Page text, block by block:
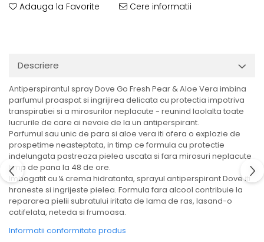
Adauga la Favorite Cere informatii
Descriere
Antiperspirantul spray Dove Go Fresh Pear & Aloe Vera imbina
parfumul proaspat si ingrijirea delicata cu protectia impotriva
transpiratiei si a mirosurilor neplacute - reunind laolalta toate
lucrurile de care ai nevoie de la un antiperspirant.
Parfumul sau unic de para si aloe vera iti ofera o explozie de
prospetime neasteptata, in timp ce formula cu protectie
indelungata pastreaza pielea uscata si fara mirosuri neplacute
timp de pana la 48 de ore.
Imbogatit cu ¼ crema hidratanta, sprayul antiperspirant Dove iti
hraneste si ingrijeste pielea. Formula fara alcool contribuie la
repararea pielii subratului iritata de lama de ras, lasand-o
catifelata, neteda si frumoasa.
Informatii conformitate produs